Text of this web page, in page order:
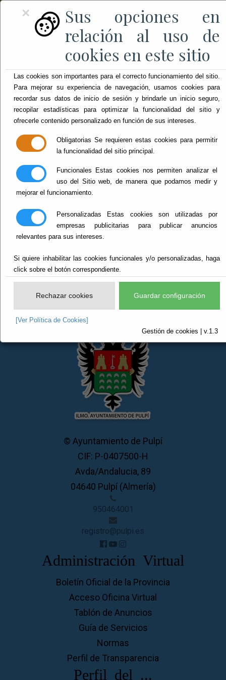
×
Sus opciones en
relación al uso de
cookies en este sitio
Las cookies son importantes para el correcto funcionamiento del sitio.
Para mejorar su experiencia de navegación, usamos cookies para
recordar sus datos de inicio de sesión y brindarle un inicio seguro,
recopilar estadísticas para optimizar la funcionalidad del sitio y
ofrecerle contenido personalizado en función de sus intereses.
Obligatorias Se requieren estas cookies para permitir
la funcionalidad del sitio principal.
Funcionales Estas cookies nos permiten analizar el
uso del Sitio web, de manera que podamos medir y
mejorar el funcionamiento.
Personalizadas Estas cookies son utilizadas por
empresas publicitarias para publicar anuncios
relevantes para sus intereses.
Si quiere inhabilitar las cookies funcionales y/o personalizadas, haga
click sobre el botón correspondiente.
Rechazar cookies Guardar configuración
[Ver Política de Cookies]
Gestión de cookies | v.1.3
© Ayuntamiento de Pulpí
CIF: P-0407500-H
Avda/Andalucia, 89
04640 Pulpí (Almería)
950464001
registro@pulpi.es
Administración Virtual
Boletín Oficial de la Provincia
Acceso Oficina Virtual
Tablón de Anuncios
Guía de Servicios
Normas
Perfil de Transparencia
Perfil del ...